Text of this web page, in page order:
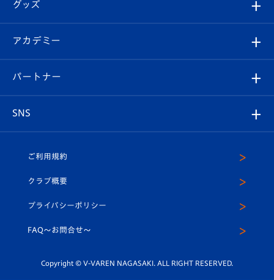
チケット
イベント
メディア
ホームタウン
スタッフプロフィール
マスコット紹介
平和祈念活動
ホームタウン活動
Revive Team
ヴィヴィくんの長崎おもてなしガイド
フォトギャラリー
スタジアムグルメ
V-LOVERS（ファンクラブ）
プレイヤーズスイート
グッズ
オンラインショップ
店舗情報
アカデミー
育成からのお知らせ
U-18
スクール
パートナー
SNS
ヴィヴィくんインスタグラム
公式LINE＠
ご利用規約
クラブ概要
プライバシーポリシー
FAQ〜お問合せ〜
Copyright © V-VAREN NAGASAKI. ALL RIGHT RESERVED.